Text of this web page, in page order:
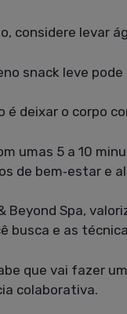
considere levar
snack leve
é deixar o corpo
umas 5 a 10
de bem‑estar e
Beyond Spa,
busca e as
que vai fazer
colaborativa.